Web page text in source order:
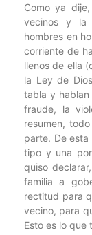
Como ya
vecinos y la
hombres en
corriente de
llenos de ella
la Ley de
tabla y
fraude, la
resumen,
parte. De esta
tipo y una
quiso
familia a
rectitud para
vecino, para
Esto es lo que